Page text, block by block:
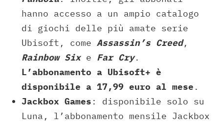
hanno accesso a un ampio catalogo
di giochi delle più amate serie
Ubisoft, come Assassin’s Creed,
Rainbow Sixe Far Cry.
L’abbonamento a Ubisoft+ è
disponibile a 17,99 euro al mese .
Jackbox Games : disponibile solo su
Luna, l’abbonamento mensile Jackbox